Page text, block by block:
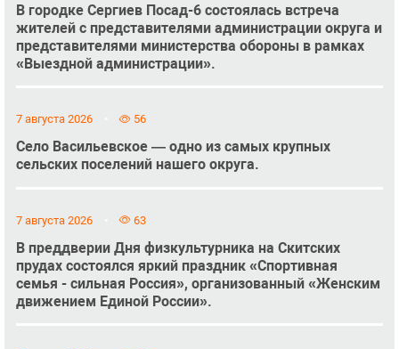
В городке Сергиев Посад-6 состоялась встреча
жителей с представителями администрации округа и
представителями министерства обороны в рамках
«Выездной администрации».
7 августа 2026 56
Село Васильевское — одно из самых крупных
сельских поселений нашего округа.
7 августа 2026 63
В преддверии Дня физкультурника на Скитских
прудах состоялся яркий праздник «Спортивная
семья - сильная Россия», организованный «Женским
движением Единой России».